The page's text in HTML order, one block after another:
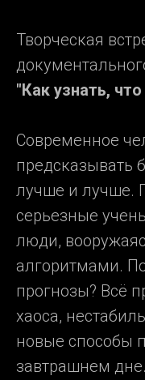
Творческая
"Как узнать,
Современное
предсказывать
лучше и лучше.
серьезные
люди,
алгоритмами.
прогнозы? Всё
хаоса,
новые способы
завтрашнем